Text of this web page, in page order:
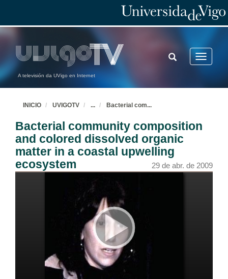
A televisión da UVigo en Internet
Toggle
TOGGLE
SEARCH
INICIO UVIGOTV ... Bacterial com...
Bacterial community composition
and colored dissolved organic
matter in a coastal upwelling
ecosystem
29 de abr. de 2009